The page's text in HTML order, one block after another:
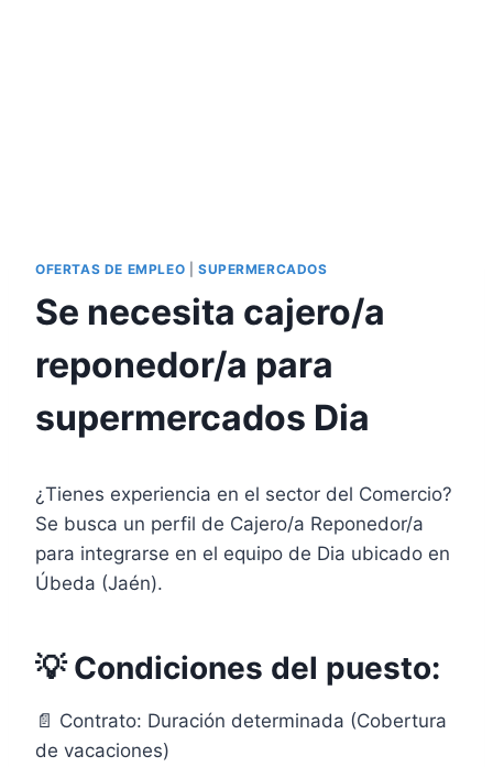
OFERTAS DE EMPLEO SUPERMERCADOS
Se necesita cajero/a
reponedor/a para
supermercados Dia
¿Tienes experiencia en el sector del Comercio?
Se busca un perfil de Cajero/a Reponedor/a
para integrarse en el equipo de Dia ubicado en
Úbeda (Jaén).
💡 Condiciones del puesto:
📄 Contrato: Duración determinada (Cobertura
de vacaciones)